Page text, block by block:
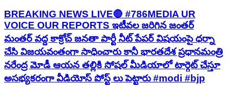
BREAKING NEWS LIVE🔴 #786MEDIA UR
VOICE OUR REPORTS ఇటీవల జరిగిన జంతర్
మంతర్ వద్ద కాక్రోచ్ జనతా పార్టీ నీట్ పేపర్ విషయంపై ధర్నా
చేసి విజయవంతంగా సాధించారు కానీ భారతదేశ ప్రధానమంత్రి
నరేంద్ర మోడీ ఆయన తల్లికి సోషల్ మీడియాలో టార్గెట్ చేస్తూ
అసభ్యకరంగా వీడియోస్ పోస్ట్ లు పెట్టారు #modi #bjp